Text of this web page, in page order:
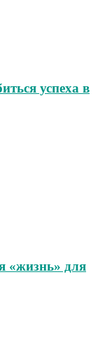
успеха в
«жизнь» для